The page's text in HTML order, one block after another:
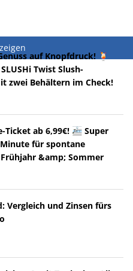
auf Knopfdruck! 🍹
Twist Slush-
zwei Behältern im Check!
Ticket ab 6,99€! 🚈 Super
für spontane
&amp; Sommer
Vergleich und Zinsen fürs